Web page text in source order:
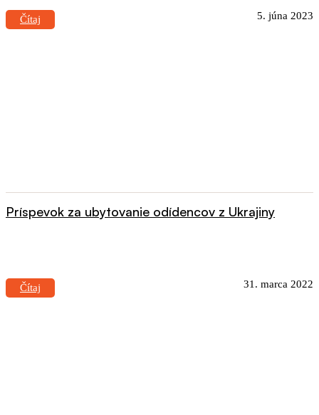
5. júna 2023
Čítaj
Príspevok za ubytovanie odídencov z Ukrajiny
31. marca 2022
Čítaj